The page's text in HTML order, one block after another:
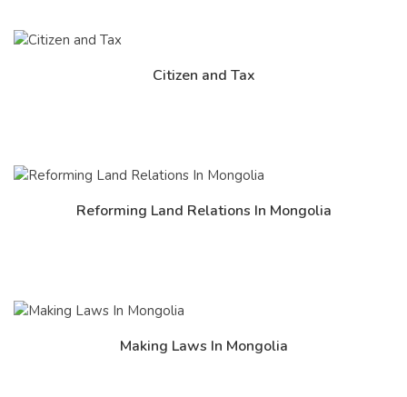
Citizen and Tax
Дэлгэрэнгүй
Reforming Land Relations In Mongolia
ДэлгэрэнгүйMaking Laws In Mongolia